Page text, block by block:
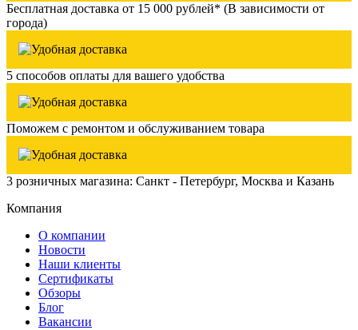
Бесплатная доставка от 15 000 рублей* (В зависимости от
города)
5 способов оплаты для вашего удобства
Поможем с ремонтом и обслуживанием товара
3 розничных магазина: Санкт - Петербург, Москва и Казань
Компания
О компании
Новости
Наши клиенты
Сертификаты
Обзоры
Блог
Вакансии